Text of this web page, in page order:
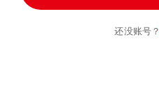
还没账号？